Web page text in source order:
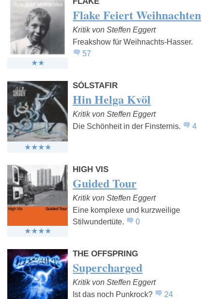
Flake Feiert Weihnachten
Kritik von Steffen Eggert
Freakshow für Weihnachts-Hasser.
57
SÓLSTAFIR
Hin Helga Kvöl
Kritik von Steffen Eggert
Die Schönheit in der Finsternis.
4
HIGH VIS
Guided Tour
Kritik von Steffen Eggert
Eine komplexe und kurzweilige
Stilwundertüte.
0
THE OFFSPRING
Supercharged
Kritik von Steffen Eggert
Ist das noch Punkrock?
24